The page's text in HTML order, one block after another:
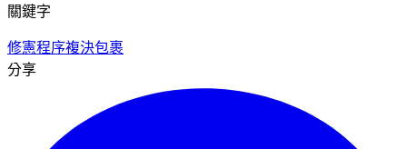
關鍵字
修憲程序複決包裹
分享